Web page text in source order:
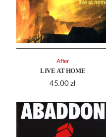
LIVE AT HOME
45.00 zł
After